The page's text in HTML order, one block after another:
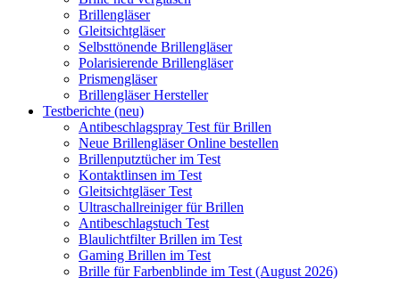
Brillengläser
Gleitsichtgläser
Selbsttönende Brillengläser
Polarisierende Brillengläser
Prismengläser
Brillengläser Hersteller
Testberichte (neu)
Antibeschlagspray Test für Brillen
Neue Brillengläser Online bestellen
Brillenputztücher im Test
Kontaktlinsen im Test
Gleitsichtgläser Test
Ultraschallreiniger für Brillen
Antibeschlagstuch Test
Blaulichtfilter Brillen im Test
Gaming Brillen im Test
Brille für Farbenblinde im Test (August 2026)